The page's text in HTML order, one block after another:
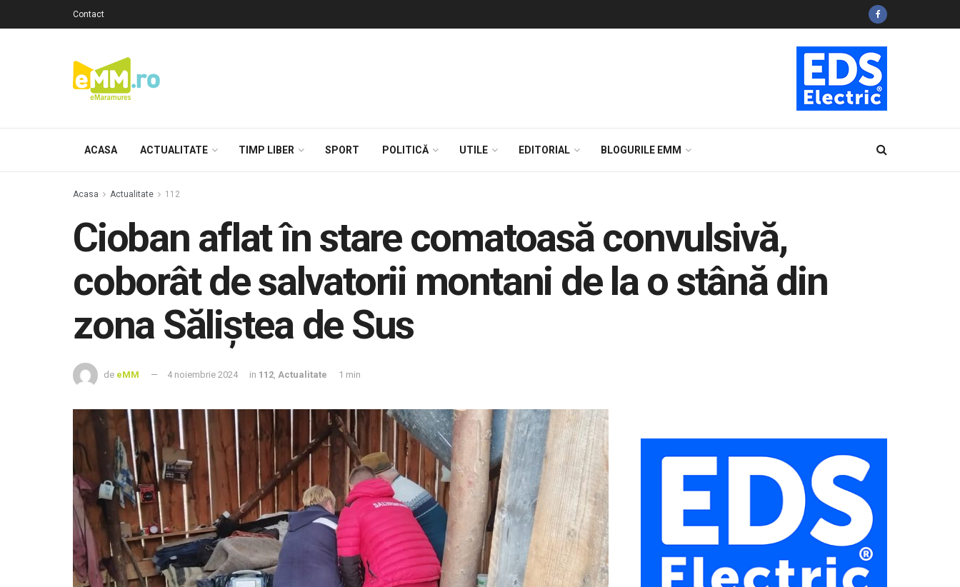
Contact
ACASA ACTUALITATE TIMP LIBER SPORT POLITICĂ UTILE EDITORIAL BLOGURILE EMM
Acasa Actualitate 112
Cioban aflat în stare comatoasă convulsivă,
coborât de salvatorii montani de la o stână din
zona Săliștea de Sus
de eMM 4 noiembrie 2024 in 112, Actualitate 1 min